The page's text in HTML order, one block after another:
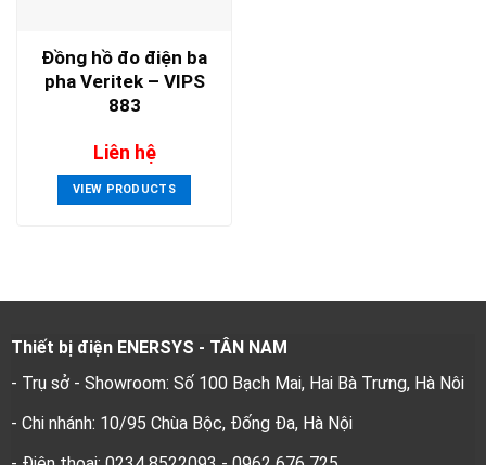
Đồng hồ đo điện ba
pha Veritek – VIPS
883
Liên hệ
VIEW PRODUCTS
Thiết bị điện ENERSYS - TÂN NAM
- Trụ sở - Showroom: Số 100 Bạch Mai, Hai Bà Trưng, Hà Nôi
- Chi nhánh: 10/95 Chùa Bộc, Đống Đa, Hà Nội